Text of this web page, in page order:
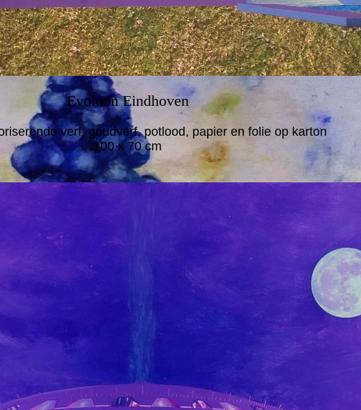
Evoluon Eindhoven
verf, goudverf, potlood, papier en folie op karton
100 x 70 cm